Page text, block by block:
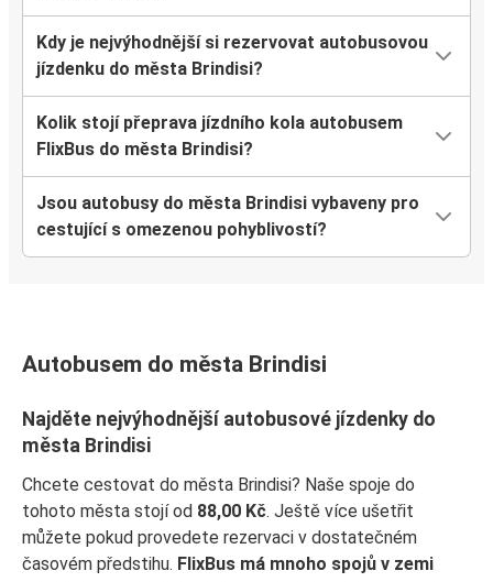
Kdy je nejvýhodnější si rezervovat autobusovou
jízdenku do města Brindisi?
Kolik stojí přeprava jízdního kola autobusem
FlixBus do města Brindisi?
Jsou autobusy do města Brindisi vybaveny pro
cestující s omezenou pohyblivostí?
Autobusem do města Brindisi
Najděte nejvýhodnější autobusové jízdenky do
města Brindisi
Chcete cestovat do města Brindisi? Naše spoje do
tohoto města stojí od 88,00 Kč. Ještě více ušetřit
můžete pokud provedete rezervaci v dostatečném
časovém předstihu. FlixBus má mnoho spojů v zemi